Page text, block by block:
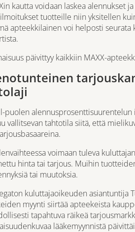
kautta voidaan laskea alennukset
tuotteille niin yksitellen
apteekkilainen voi helposti seurata
päivittyy kaikkiin MAXX-
puolen
vallitsevan tahtotila siitä, että
voimaan tuleva
hinta tai tarjous. Muihin
tai muutoksia.
kuluttajaoikeuden asiantuntija
myynti siirtää apteekeista
tapahtuva räikeä
lääkemyynnistä